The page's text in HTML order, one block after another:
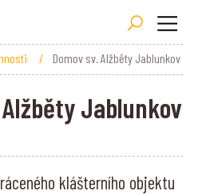
/ Domov sv. Alžběty Jablunkov
Jablunkov
klášterního objektu